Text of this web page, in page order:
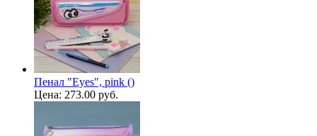
Пенал "Eyes", pink ()
Цена: 273.00 руб.